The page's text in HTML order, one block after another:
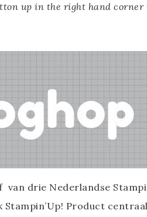
up in the right hand corner
drie Nederlandse
Product